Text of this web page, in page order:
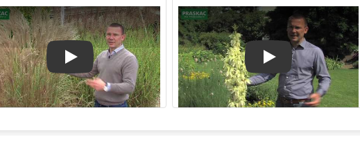
Play Play